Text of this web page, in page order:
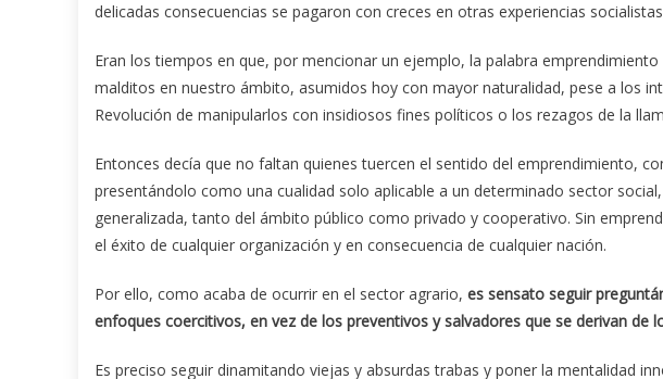
delicadas consecuencias se pagaron con creces en otras experiencias
Eran los tiempos en que, por mencionar un ejemplo, la palabra
malditos en nuestro ámbito, asumidos hoy con mayor naturalidad, pese a los
Revolución de manipularlos con insidiosos fines políticos o los rezagos de la
Entonces decía que no faltan quienes tuercen el sentido del emprendimiento,
presentándolo como una cualidad solo aplicable a un determinado sector
generalizada, tanto del ámbito público como privado y cooperativo. Sin
el éxito de cualquier organización y en consecuencia de cualquier nación.
Por ello, como acaba de ocurrir en el sector agrario, es sensato seguir
enfoques coercitivos, en vez de los preventivos y salvadores que se derivan de
Es preciso seguir dinamitando viejas y absurdas trabas y poner la mentalidad